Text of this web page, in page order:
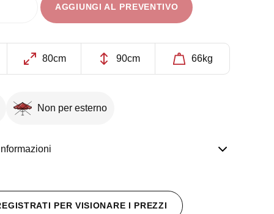
AGGIUNGI AL PREVENTIVO
80cm 90cm 66kg
Non per esterno
PER VISIONARE I PREZZI